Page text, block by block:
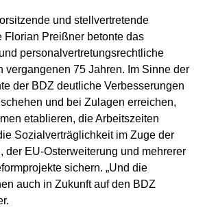
und stellvertretende
Florian Preißner betonte das
personalvertretungsrechtliche
vergangenen 75 Jahren. Im Sinne der
der BDZ deutliche Verbesserungen
und bei Zulagen erreichen,
etablieren, die Arbeitszeiten
Sozialverträglichkeit im Zuge der
der EU-Osterweiterung und mehrerer
sichern. „Und die
auch in Zukunft auf den BDZ